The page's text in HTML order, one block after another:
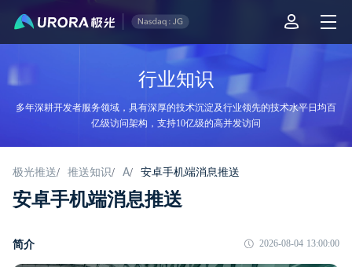
行业知识
多年深耕开发者服务领域，具有深厚的技术沉淀及行业领先的技术水平日均百
亿级访问架构，支持10亿级的高并发访问
极光推送/ 推送知识/ A/ 安卓手机端消息推送
安卓手机端消息推送
简介 2026-08-04 13:00:00